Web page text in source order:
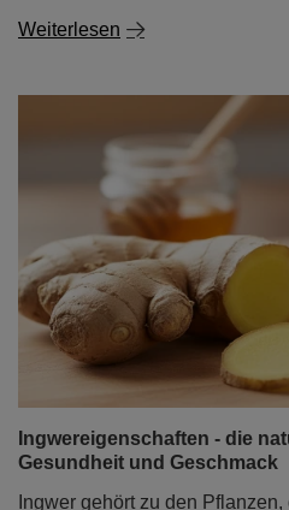
Weiterlesen
Ingwereigenschaften - die
Gesundheit und Geschmack
Ingwer gehört zu den